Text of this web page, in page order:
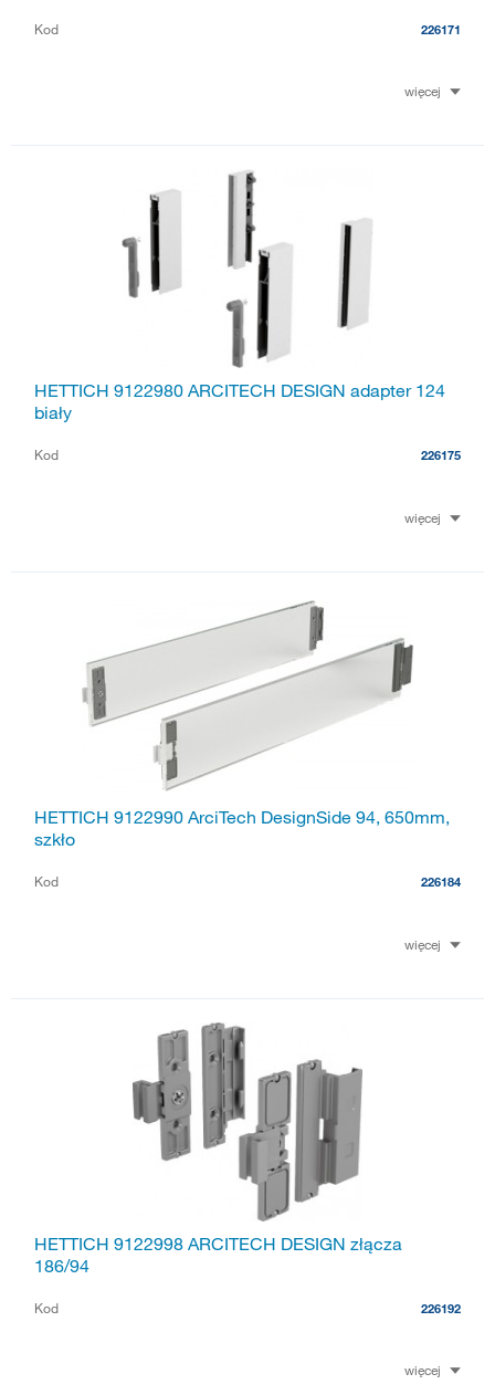
Kod 226171
więcej
HETTICH 9122980 ARCITECH DESIGN adapter 124
biały
Kod 226175
więcej
HETTICH 9122990 ArciTech DesignSide 94, 650mm,
szkło
Kod 226184
więcej
HETTICH 9122998 ARCITECH DESIGN złącza
186/94
Kod 226192
więcej